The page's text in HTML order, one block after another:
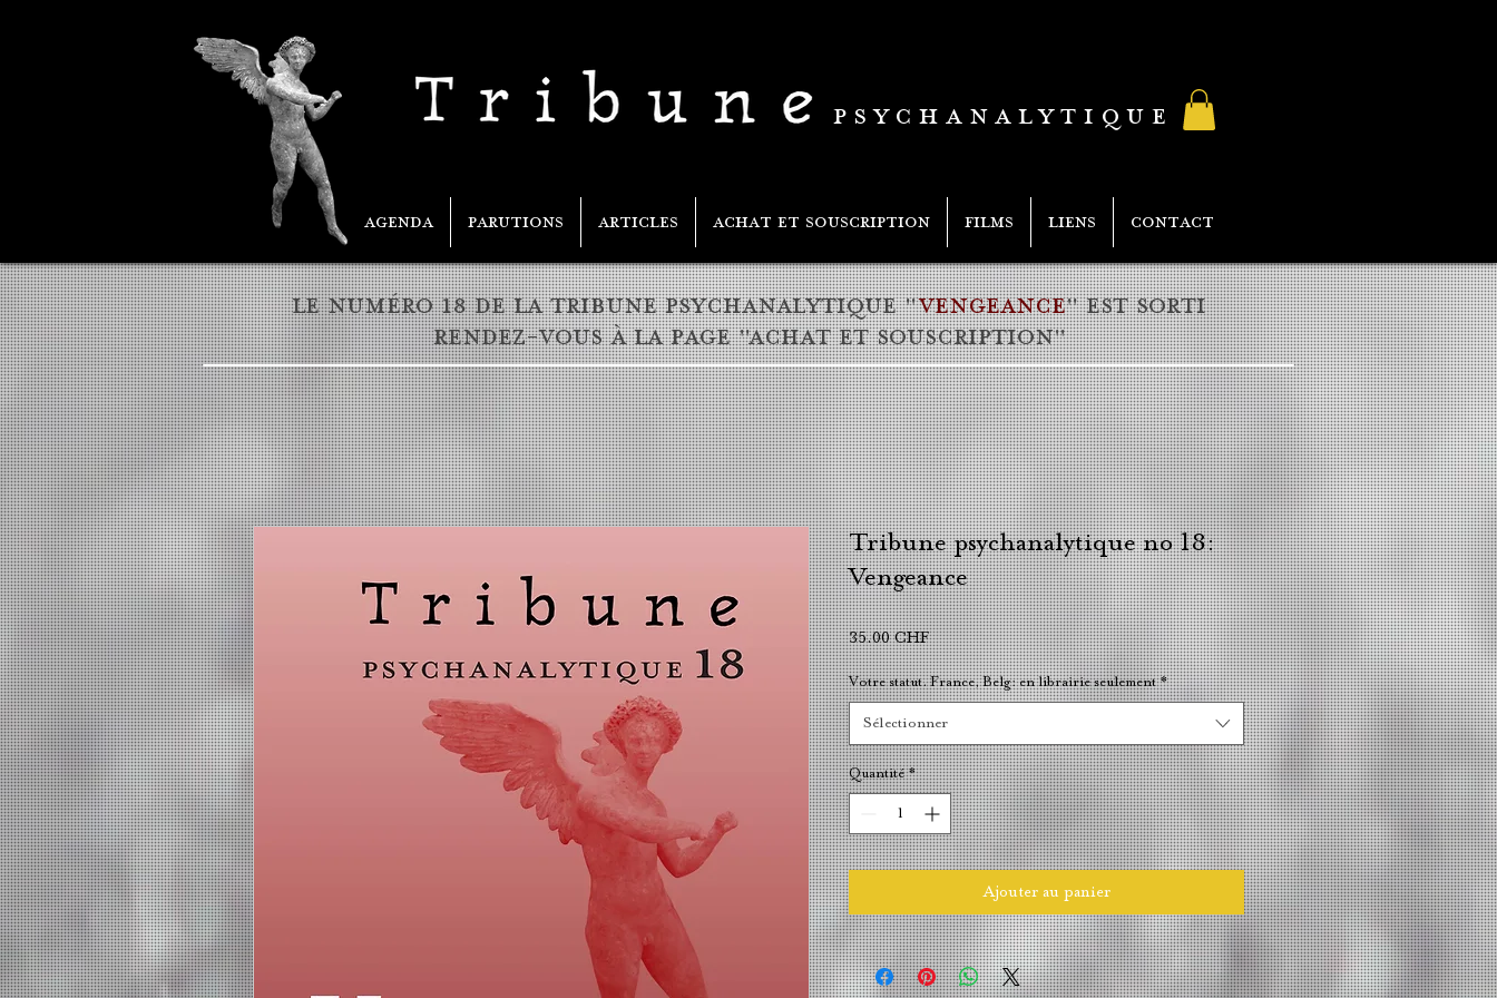
AGENDA PARUTIONS ARTICLES ACHAT ET SOUSCRIPTION FILMS LIENS CONTACT
PSYCHANALYTIQUE
le NUMéRO 18 DE LA TRIBUNE PSYCHANALYTIQUE "VENGEANCE" est sorti
REndez-vous à la page "achat et souscription"
Tribune psychanalytique no 18:
Vengeance
35.00 CHFPrix
Votre statut. France, Belg: en librairie seulement *
Sélectionner
Quantité *
Ajouter au panier